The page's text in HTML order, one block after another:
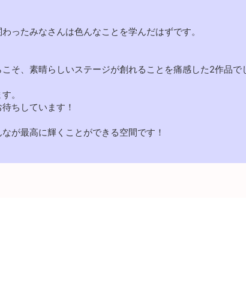
ったみなさんは色んなことを学んだはずです。
そ、素晴らしいステージが創れることを痛感した2作品で
。
ちしています！
が最高に輝くことができる空間です！